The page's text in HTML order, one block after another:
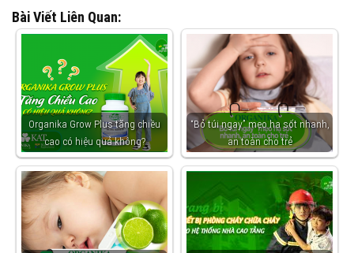
Bài Viết Liên Quan:
Organika Grow Plus tăng chiều
cao có hiệu quả không?
“Bỏ túi ngay” mẹo hạ sốt nhanh,
an toàn cho trẻ